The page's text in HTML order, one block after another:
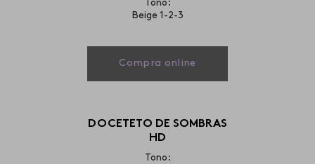
Tono:
Beige 1-2-3
Compra online
DOCETETO DE SOMBRAS
HD
Tono: